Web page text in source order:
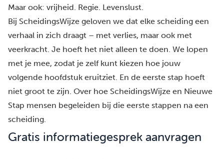
Maar ook: vrijheid. Regie. Levenslust.
Bij ScheidingsWijze geloven we dat elke scheiding een
verhaal in zich draagt – met verlies, maar ook met
veerkracht. Je hoeft het niet alleen te doen. We lopen
met je mee, zodat je zelf kunt kiezen hoe jouw
volgende hoofdstuk eruitziet. En de eerste stap hoeft
niet groot te zijn. Over hoe ScheidingsWijze en Nieuwe
Stap mensen begeleiden bij die eerste stappen na een
scheiding.
Gratis informatiegesprek aanvragen